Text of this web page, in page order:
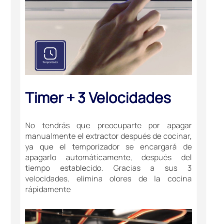
Timer + 3 Velocidades
No tendrás que preocuparte por apagar
manualmente el extractor después de cocinar,
ya que el temporizador se encargará de
apagarlo automáticamente, después del
tiempo establecido. Gracias a sus 3
velocidades, elimina olores de la cocina
rápidamente